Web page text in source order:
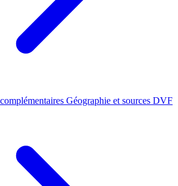
Géographie et sources DVF